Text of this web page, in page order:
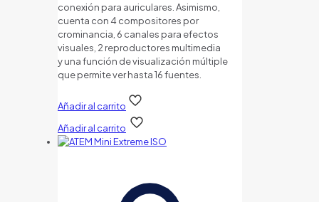
conexión para auriculares. Asimismo,
cuenta con 4 compositores por
crominancia, 6 canales para efectos
visuales, 2 reproductores multimedia
y una función de visualización múltiple
que permite ver hasta 16 fuentes.
Añadir al carrito
Añadir al carrito